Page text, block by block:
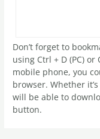
Don’t forget to
using Ctrl + D (PC)
mobile phone, you
browser. Whether
will be able to
button.